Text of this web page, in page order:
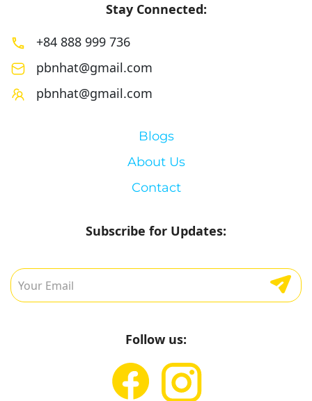
Stay Connected:
+84 888 999 736
pbnhat@gmail.com
pbnhat@gmail.com
Blogs
About Us
Contact
Subscribe for Updates:
Follow us: